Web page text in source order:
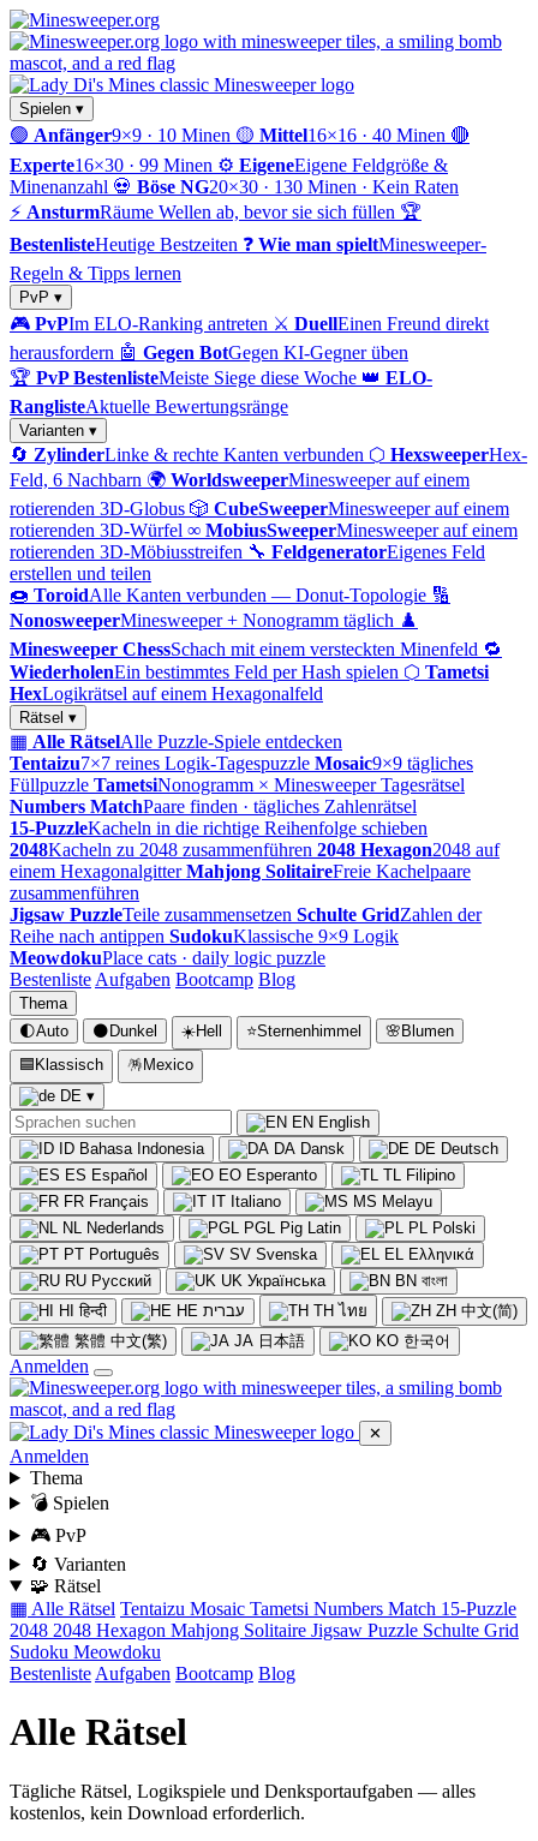
Spielen ▾
🟢 Anfänger9×9 · 10 Minen 🟡 Mittel16×16 · 40 Minen 🔴
Experte16×30 · 99 Minen ⚙️ EigeneEigene Feldgröße &
Minenanzahl 💀 Böse NG20×30 · 130 Minen · Kein Raten
⚡ AnsturmRäume Wellen ab, bevor sie sich füllen 🏆
BestenlisteHeutige Bestzeiten ❓ Wie man spieltMinesweeper-
Regeln & Tipps lernen
PvP ▾
🎮 PvPIm ELO-Ranking antreten ⚔️ DuellEinen Freund direkt
herausfordern 🤖 Gegen BotGegen KI-Gegner üben
🏆 PvP BestenlisteMeiste Siege diese Woche 👑 ELO-
RanglisteAktuelle Bewertungsränge
Varianten ▾
🔄 ZylinderLinke & rechte Kanten verbunden ⬡ HexsweeperHex-
Feld, 6 Nachbarn 🌍 WorldsweeperMinesweeper auf einem
rotierenden 3D-Globus 🎲 CubeSweeperMinesweeper auf einem
rotierenden 3D-Würfel ∞ MobiusSweeperMinesweeper auf einem
rotierenden 3D-Möbiusstreifen 🔧 FeldgeneratorEigenes Feld
erstellen und teilen
🍩 ToroidAlle Kanten verbunden — Donut-Topologie 🔢
NonosweeperMinesweeper + Nonogramm täglich ♟️
Minesweeper ChessSchach mit einem versteckten Minenfeld 🔁
WiederholenEin bestimmtes Feld per Hash spielen ⬡ Tametsi
HexLogikrätsel auf einem Hexagonalfeld
Rätsel ▾
▦ Alle RätselAlle Puzzle-Spiele entdecken
Tentaizu7×7 reines Logik-Tagespuzzle Mosaic9×9 tägliches
Füllpuzzle TametsiNonogramm × Minesweeper Tagesrätsel
Numbers MatchPaare finden · tägliches Zahlenrätsel
15-PuzzleKacheln in die richtige Reihenfolge schieben
2048Kacheln zu 2048 zusammenführen 2048 Hexagon2048 auf
einem Hexagonalgitter Mahjong SolitaireFreie Kachelpaare
zusammenführen
Jigsaw PuzzleTeile zusammensetzen Schulte GridZahlen der
Reihe nach antippen SudokuKlassische 9×9 Logik
MeowdokuPlace cats · daily logic puzzle
Bestenliste Aufgaben Bootcamp Blog
Thema
🌓Auto 🌑 Dunkel ☀️Hell ⭐Sternenhimmel 🌸 Blumen
🟦 Klassisch 🪅 Mexico
DE ▾
EN English
ID Bahasa Indonesia DA Dansk DE Deutsch
ES Español EO Esperanto TL Filipino
FR Français IT Italiano MS Melayu
NL Nederlands PGL Pig Latin PL Polski
PT Português SV Svenska EL Ελληνικά
RU Русский UK Українська BN বাংলা
HI हिन्दी HE עברית TH ไทย ZH 中文(简)
繁體 中文(繁) JA 日本語 KO 한국어
Anmelden
✕
Anmelden
Thema
💣 Spielen
🎮 PvP
🔄 Varianten
🧩 Rätsel
▦ Alle Rätsel Tentaizu Mosaic Tametsi Numbers Match 15-Puzzle
2048 2048 Hexagon Mahjong Solitaire Jigsaw Puzzle Schulte Grid
Sudoku Meowdoku
Bestenliste Aufgaben Bootcamp Blog
Alle Rätsel
Tägliche Rätsel, Logikspiele und Denksportaufgaben — alles
kostenlos, kein Download erforderlich.